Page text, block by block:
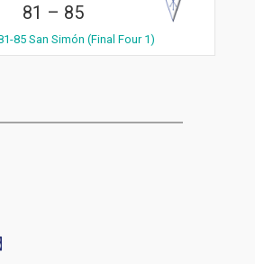
81 – 85
85 San Simón (Final Four 1)